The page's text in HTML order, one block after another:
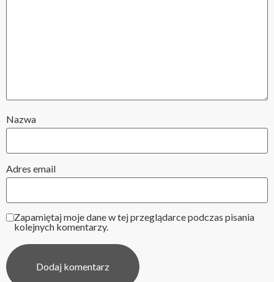
Nazwa
Adres email
Zapamiętaj moje dane w tej przeglądarce podczas pisania
kolejnych komentarzy.